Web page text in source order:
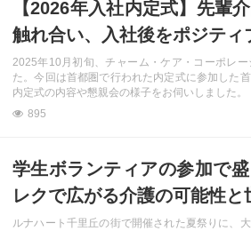
【2026年入社内定式】先輩
触れ合い、入社後をポジティ
2025年10月初旬、チャーム・ケア・コーポレ
た。今回は首都圏で行われた内定式に参加した
内定式の内容や懇親会の様子をお伺いしました。
895
学生ボランティアの参加で盛
レクで広がる介護の可能性と
ルナハート千里丘の街で開催された夏祭りに、